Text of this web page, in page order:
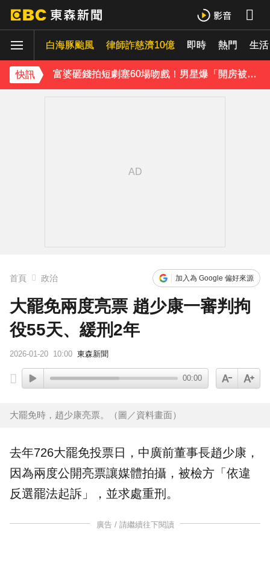
白海豚颱風 律師詐慈濟10億 即時 熱門 生活
快訊
TWICE定延不續約！手寫信宣布離開JYP 簽新東家成邊佑錫師妹
首頁 政治 加入為 Google 偏好來源
大罷免兩度亮票 趙少康一審判拘
役55天、緩刑2年
2026-01-20 10:00 東森新聞
00:00
大罷免時，趙少康亮票。（圖／資料畫面）
去年726大罷免投票日，中廣前董事長趙少康 ，
因為兩度公開亮票讓媒體拍攝，被檢方「依違
反選罷法起訴」，並求處重刑。
廣告 / 請繼續往下閱讀